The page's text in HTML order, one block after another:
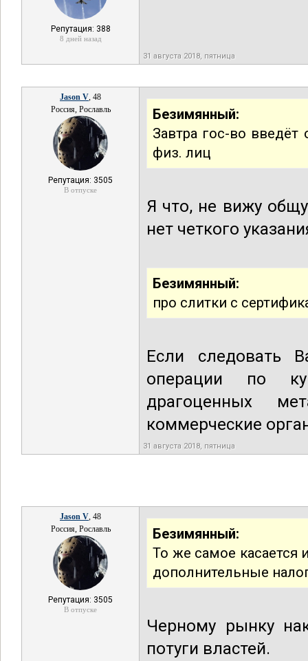
Репутация: 388
8 дней назад
31 августа 2018, пятница
Jason V, 48
Россия, Рославль
Репутация: 3505
В отпуске
Безимянный:
Завтра гос-во
физ. лиц
Я что, не вижу
нет четкого
Безимянный:
про слитки с
Если следовать
операции по
драгоценных
коммерческие
31 августа 2018, пятница
Jason V, 48
Россия, Рославль
Репутация: 3505
В отпуске
Безимянный:
То же самое касается
дополнительные
Черному рынку
потуги властей.